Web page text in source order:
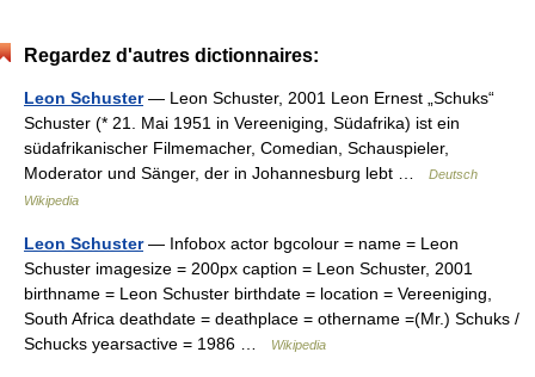
Regardez d'autres dictionnaires:
Leon Schuster— Leon Schuster, 2001 Leon Ernest „Schuks“
Schuster (* 21. Mai 1951 in Vereeniging, Südafrika) ist ein
südafrikanischer Filmemacher, Comedian, Schauspieler,
Moderator und Sänger, der in Johannesburg lebt …
Deutsch
Wikipedia
Leon Schuster— Infobox actor bgcolour = name = Leon
Schuster imagesize = 200px caption = Leon Schuster, 2001
birthname = Leon Schuster birthdate = location = Vereeniging,
South Africa deathdate = deathplace = othername =(Mr.) Schuks /
Schucks yearsactive = 1986 …
Wikipedia